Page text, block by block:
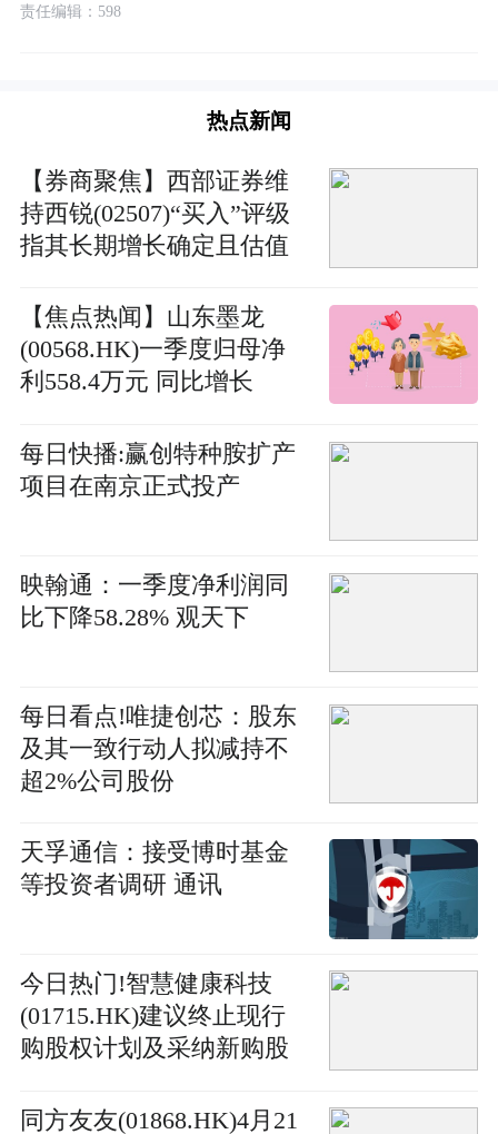
责任编辑：598
热点新闻
【券商聚焦】西部证券维
持西锐(02507)“买入”评级
指其长期增长确定且估值
【焦点热闻】山东墨龙
(00568.HK)一季度归母净
利558.4万元 同比增长
每日快播:赢创特种胺扩产
项目在南京正式投产
映翰通：一季度净利润同
比下降58.28% 观天下
每日看点!唯捷创芯：股东
及其一致行动人拟减持不
超2%公司股份
天孚通信：接受博时基金
等投资者调研 通讯
今日热门!智慧健康科技
(01715.HK)建议终止现行
购股权计划及采纳新购股
同方友友(01868.HK)4月21